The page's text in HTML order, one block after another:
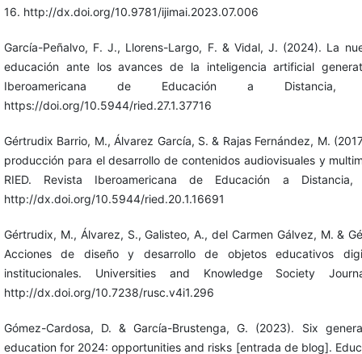
16. http://dx.doi.org/10.9781/ijimai.2023.07.006
García-Peñalvo, F. J., Llorens-Largo, F. & Vidal, J. (2024). La
educación ante los avances de la inteligencia artificial
Iberoamericana de Educación a Distancia,
https://doi.org/10.5944/ried.27.1.37716
Gértrudix Barrio, M., Álvarez García, S. & Rajas Fernández, M.
producción para el desarrollo de contenidos audiovisuales y
RIED. Revista Iberoamericana de Educación a
http://dx.doi.org/10.5944/ried.20.1.16691
Gértrudix, M., Álvarez, S., Galisteo, A., del Carmen Gálvez, M. &
Acciones de diseño y desarrollo de objetos educativos
institucionales. Universities and Knowledge Society
http://dx.doi.org/10.7238/rusc.v4i1.296
Gómez-Cardosa, D. & García-Brustenga, G. (2023). Six
education for 2024: opportunities and risks [entrada de blog].